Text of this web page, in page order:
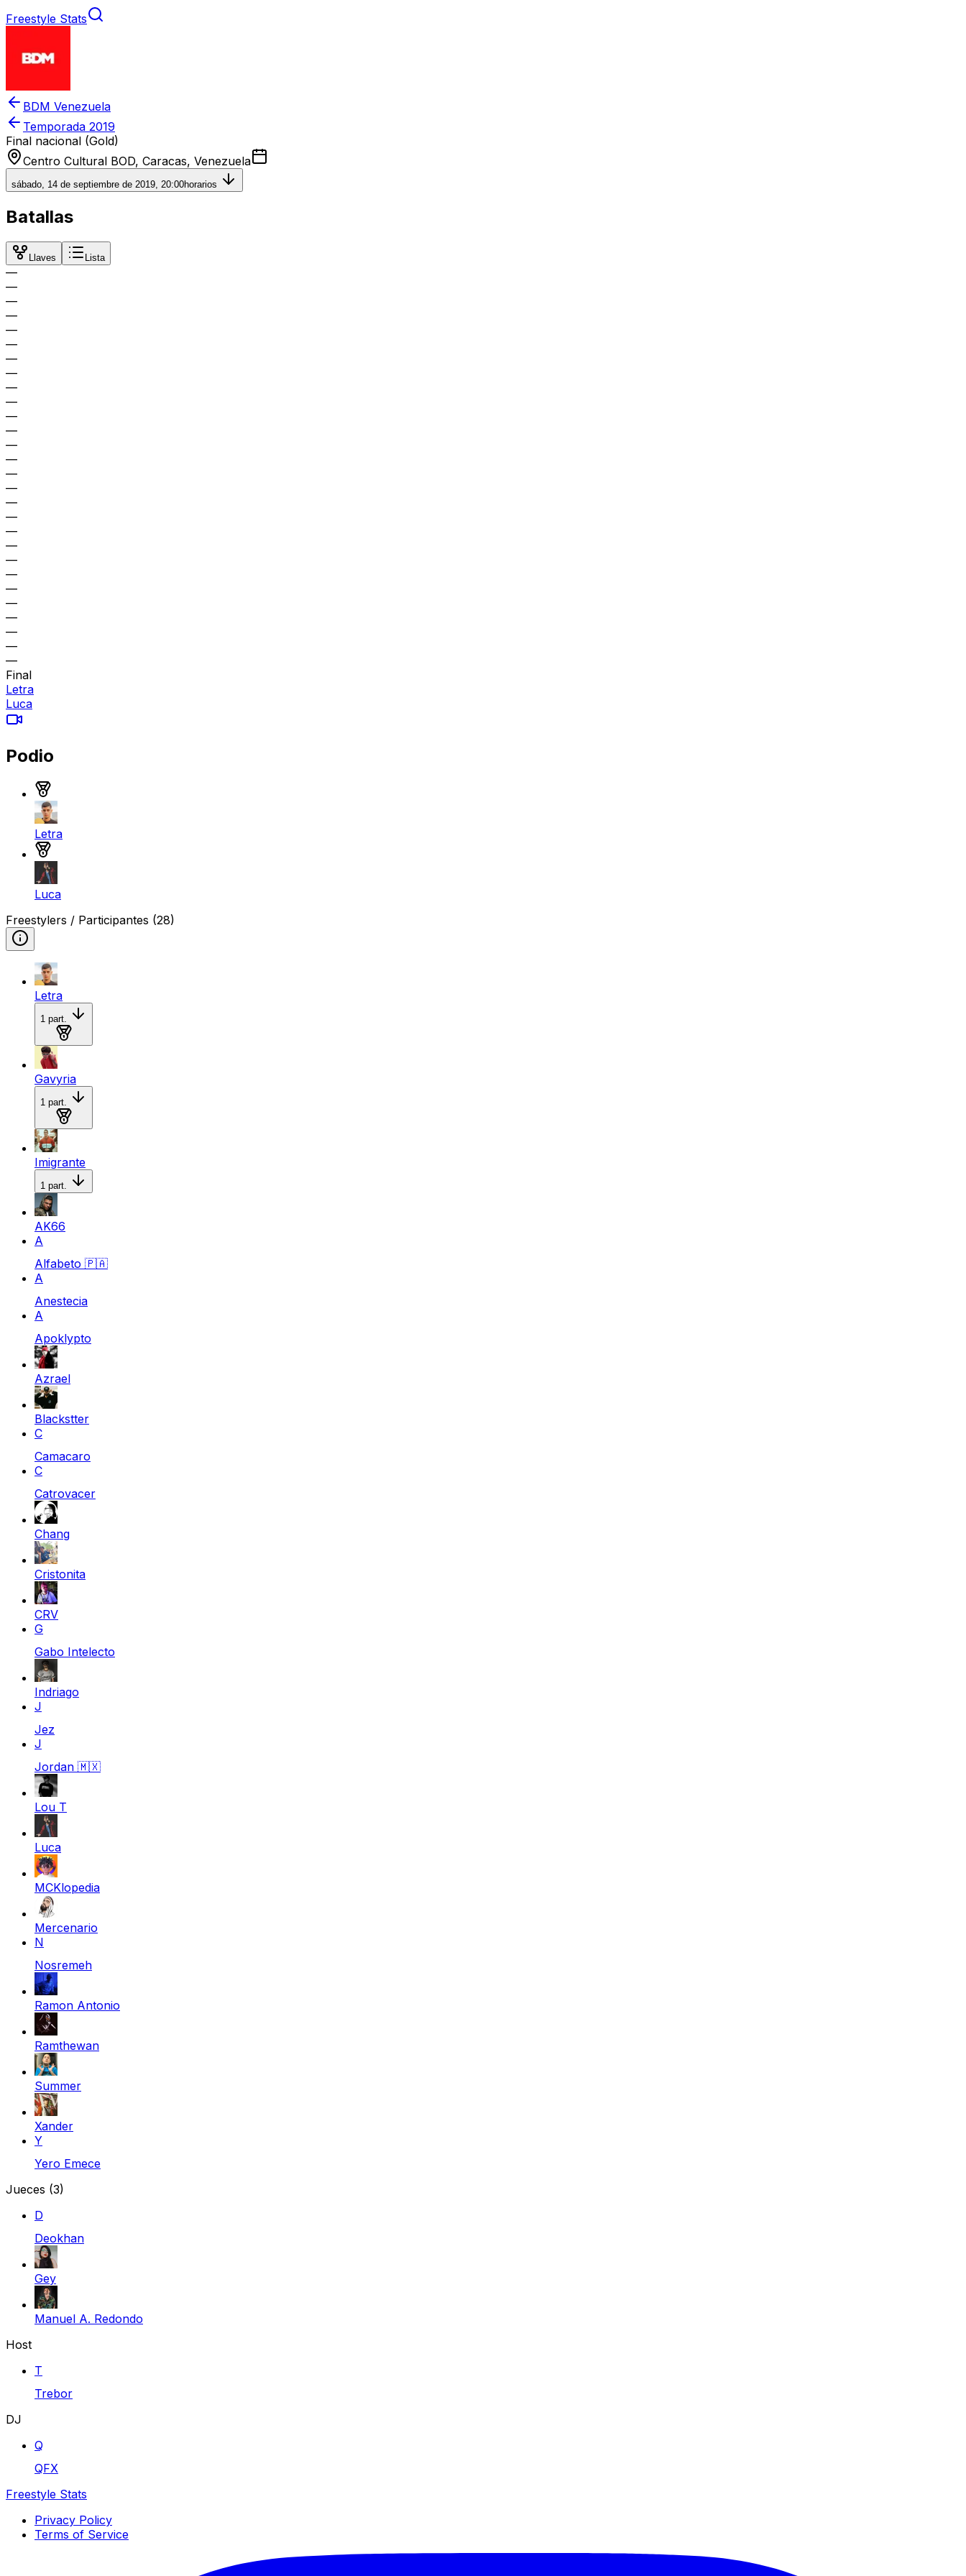
Freestyle Stats
BDM Venezuela
Temporada 2019
Final nacional (Gold)
Centro Cultural BOD, Caracas, Venezuela
sábado, 14 de septiembre de 2019, 20:00horarios
Batallas
Llaves Lista
—
—
—
—
—
—
—
—
—
—
—
—
—
—
—
—
—
—
—
—
—
—
—
—
—
—
—
—
Final
Letra
Luca
Podio
Letra
Luca
Freestylers / Participantes (28)
Letra
1 part.
Medalla de oro
Gavyria
1 part.
Medalla de plata
Imigrante
1 part.
AK66
A
Alfabeto 🇵🇦
A
Anestecia
A
Apoklypto
Azrael
Blackstter
C
Camacaro
C
Catrovacer
Chang
Cristonita
CRV
G
Gabo Intelecto
Indriago
J
Jez
J
Jordan 🇲🇽
Lou T
Luca
MCKlopedia
Mercenario
N
Nosremeh
Ramon Antonio
Ramthewan
Summer
Xander
Y
Yero Emece
Jueces (3)
D
Deokhan
Gey
Manuel A. Redondo
Host
T
Trebor
DJ
Q
QFX
Freestyle Stats
Privacy Policy
Terms of Service